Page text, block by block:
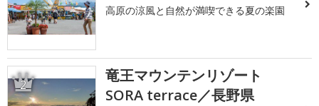
高原の涼風と自然が満喫できる夏の楽園
2
竜王マウンテンリゾート
SORA terrace／長野県